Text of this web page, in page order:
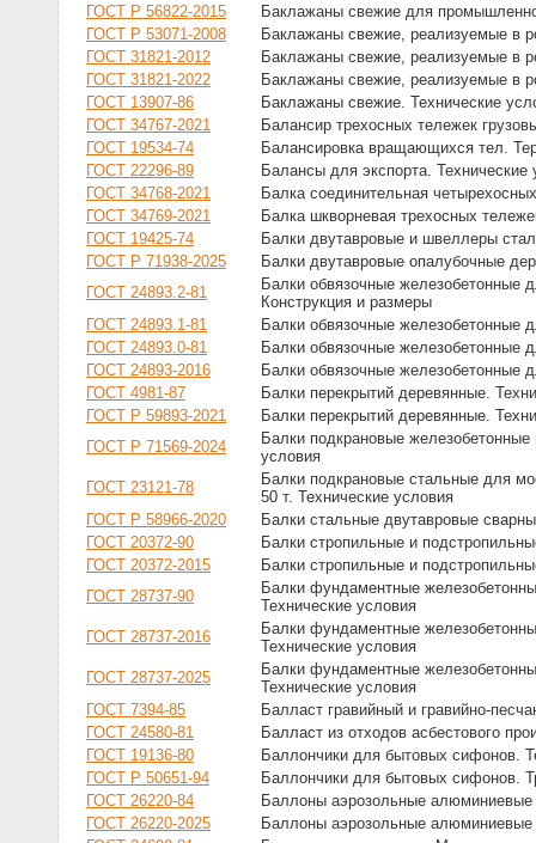
ГОСТ Р 56822-2015
Баклажаны свежие для
ГОСТ Р 53071-2008
Баклажаны свежие, реализуемые в
ГОСТ 31821-2012
Баклажаны свежие, реализуемые в
ГОСТ 31821-2022
Баклажаны свежие, реализуемые в
ГОСТ 13907-86
Баклажаны свежие. Технические
ГОСТ 34767-2021
Балансир трехосных тележек
ГОСТ 19534-74
Балансировка вращающихся тел.
ГОСТ 22296-89
Балансы для экспорта. Технические
ГОСТ 34768-2021
Балка соединительная
ГОСТ 34769-2021
Балка шкворневая трехосных
ГОСТ 19425-74
Балки двутавровые и швеллеры
ГОСТ Р 71938-2025
Балки двутавровые опалубочные
ГОСТ 24893.2-81
Балки обвязочные железобетонные
Конструкция и размеры
ГОСТ 24893.1-81
Балки обвязочные железобетонные
ГОСТ 24893.0-81
Балки обвязочные железобетонные
ГОСТ 24893-2016
Балки обвязочные железобетонные
ГОСТ 4981-87
Балки перекрытий деревянные.
ГОСТ Р 59893-2021
Балки перекрытий деревянные.
ГОСТ Р 71569-2024
Балки подкрановые
условия
ГОСТ 23121-78
Балки подкрановые стальные для
50 т. Технические условия
ГОСТ Р 58966-2020
Балки стальные двутавровые
ГОСТ 20372-90
Балки стропильные и
ГОСТ 20372-2015
Балки стропильные и
ГОСТ 28737-90
Балки фундаментные
Технические условия
ГОСТ 28737-2016
Балки фундаментные
Технические условия
ГОСТ 28737-2025
Балки фундаментные
Технические условия
ГОСТ 7394-85
Балласт гравийный и гравийно-
ГОСТ 24580-81
Балласт из отходов асбестового
ГОСТ 19136-80
Баллончики для бытовых сифонов.
ГОСТ Р 50651-94
Баллончики для бытовых сифонов.
ГОСТ 26220-84
Баллоны аэрозольные алюминиевые
ГОСТ 26220-2025
Баллоны аэрозольные алюминиевые